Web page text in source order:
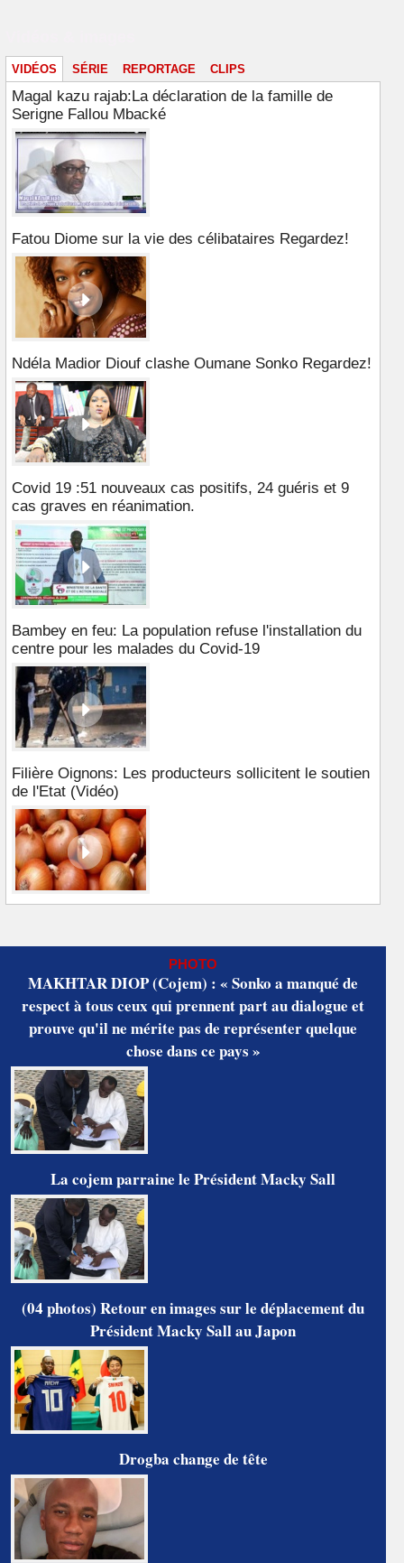
VIDÉOS SÉRIE REPORTAGE CLIPS
Magal kazu rajab:La déclaration de la famille de
Serigne Fallou Mbacké
Fatou Diome sur la vie des célibataires Regardez!
Ndéla Madior Diouf clashe Oumane Sonko Regardez!
Covid 19 :51 nouveaux cas positifs, 24 guéris et 9
cas graves en réanimation.
Bambey en feu: La population refuse l'installation du
centre pour les malades du Covid-19
Filière Oignons: Les producteurs sollicitent le soutien
de l'Etat (Vidéo)
PHOTO
MAKHTAR DIOP (Cojem) : « Sonko a manqué de
respect à tous ceux qui prennent part au dialogue et
prouve qu'il ne mérite pas de représenter quelque
chose dans ce pays »
La cojem parraine le Président Macky Sall
(04 photos) Retour en images sur le déplacement du
Président Macky Sall au Japon
Drogba change de tête